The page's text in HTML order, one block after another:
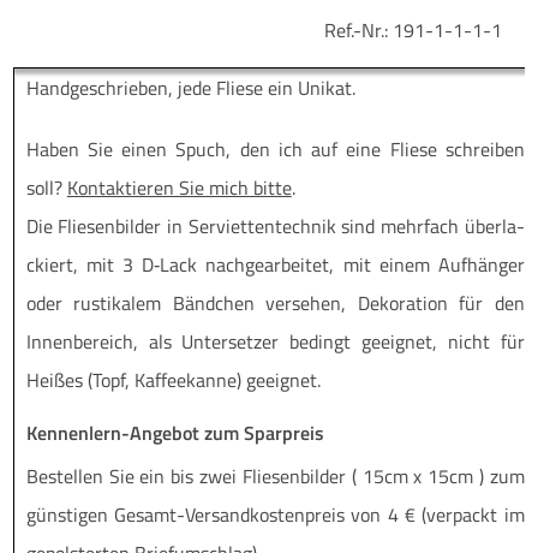
Ref.-Nr.: 191-1-1-1-1
Hand­ge­schrie­ben, jede Flie­se ein Unikat.
Haben Sie einen Spuch, den ich auf eine Flie­se schrei­ben
soll? Kon­tak­tie­ren Sie mich bit­te.
Die Flie­sen­bil­der in Ser­vi­et­ten­tech­nik sind mehr­fach über­la­
ckiert, mit 3 D‑Lack nach­ge­ar­bei­tet, mit einem Auf­hän­ger
oder rus­ti­ka­lem Bänd­chen ver­se­hen, Deko­ra­ti­on für den
Innen­be­reich, als Unter­set­zer bedingt geeig­net, nicht für
Hei­ßes (Topf, Kaf­fee­kan­ne) geeignet.
Kennenlern-Angebot zum Sparpreis
Be­stel­len Sie ein bis zwei Flie­sen­bil­der ( 15cm x 15cm ) zum
güns­ti­gen Ge­­samt-Ver­­­san­d­­kos­­ten­­preis von 4 € (ver­packt im